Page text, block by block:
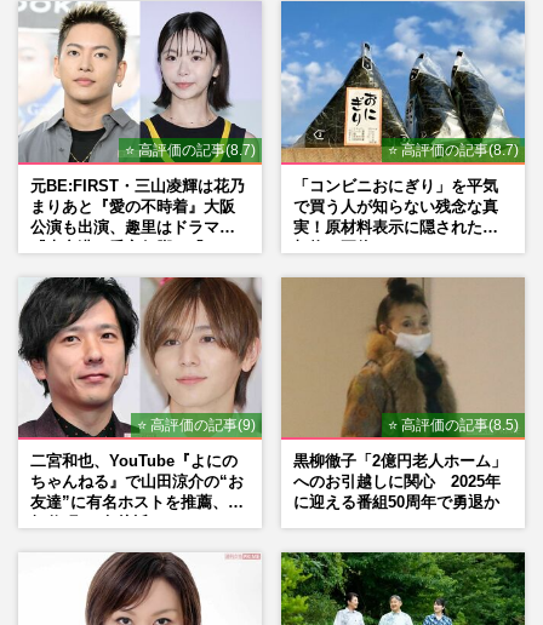
⭐ 高評価の記事(8.7)
元BE:FIRST・三山凌輝は花乃
まりあと『愛の不時着』大阪
公演も出演、趣里はドラマ
⭐ 高評価の記事(8.7)
「コンビニおにぎり」を平気
で買う人が知らない残念な真
実！原材料表示に隠された添
⭐ 高評価の記事(9)
二宮和也、YouTube『よにの
ちゃんねる』で山田涼介の“お
友達”に有名ホストを推薦、歌
⭐ 高評価の記事(8.5)
黒柳徹子「2億円老人ホーム」
へのお引越しに関心 2025年
に迎える番組50周年で勇退か